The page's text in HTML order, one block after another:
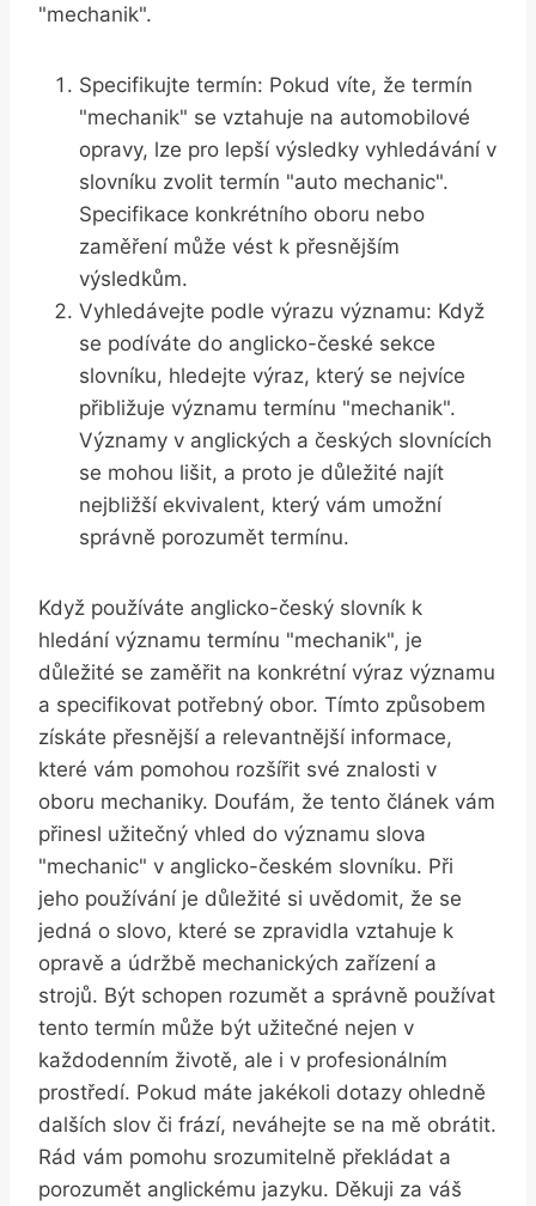
"mechanik".
Specifikujte termín: Pokud víte, že termín
"mechanik" se vztahuje na automobilové
opravy, lze pro lepší výsledky vyhledávání v
slovníku zvolit termín "auto mechanic".
Specifikace konkrétního oboru nebo
zaměření může vést k přesnějším
výsledkům.
Vyhledávejte podle výrazu významu: Když
se podíváte do anglicko-české sekce
slovníku, hledejte výraz, který se nejvíce
přibližuje významu termínu "mechanik".
Významy v anglických a českých slovnících
se mohou lišit, a proto je důležité najít
nejbližší ekvivalent, který vám umožní
správně porozumět termínu.
Když používáte anglicko-český slovník k
hledání významu termínu "mechanik", je
důležité se zaměřit na konkrétní výraz významu
a specifikovat potřebný obor. Tímto způsobem
získáte přesnější a relevantnější informace,
které vám pomohou rozšířit své znalosti v
oboru mechaniky. Doufám, že tento článek vám
přinesl užitečný vhled do významu slova
"mechanic" v anglicko-českém slovníku. Při
jeho používání je důležité si uvědomit, že se
jedná o slovo, které se zpravidla vztahuje k
opravě a údržbě mechanických zařízení a
strojů. Být schopen rozumět a správně používat
tento termín může být užitečné nejen v
každodenním životě, ale i v profesionálním
prostředí. Pokud máte jakékoli dotazy ohledně
dalších slov či frází, neváhejte se na mě obrátit.
Rád vám pomohu srozumitelně překládat a
porozumět anglickému jazyku. Děkuji za váš